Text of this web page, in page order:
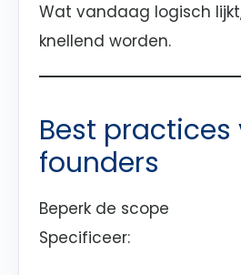
Wat vandaag logisch
knellend worden.
Best practices
founders
Beperk de scope
Specificeer: